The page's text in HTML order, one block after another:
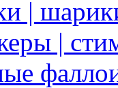
|
|